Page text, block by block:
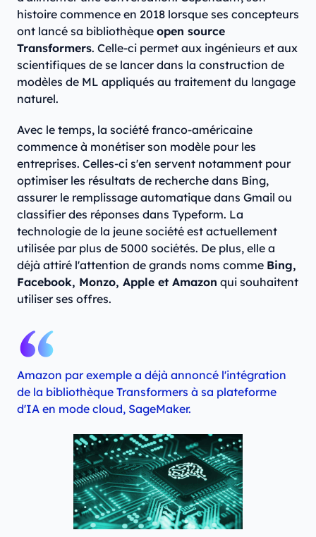
histoire commence en 2018 lorsque ses concepteurs
ont lancé sa bibliothèque open source
Transformers. Celle-ci permet aux ingénieurs et aux
scientifiques de se lancer dans la construction de
modèles de ML appliqués au traitement du langage
naturel.
Avec le temps, la société franco-américaine
commence à monétiser son modèle pour les
entreprises. Celles-ci s'en servent notamment pour
optimiser les résultats de recherche dans Bing,
assurer le remplissage automatique dans Gmail ou
classifier des réponses dans Typeform. La
technologie de la jeune société est actuellement
utilisée par plus de 5000 sociétés. De plus, elle a
déjà attiré l'attention de grands noms comme Bing,
Facebook, Monzo, Apple et Amazon qui souhaitent
utiliser ses offres.
Amazon par exemple a déjà annoncé l'intégration
de la bibliothèque Transformers à sa plateforme
d'IA en mode cloud, SageMaker.